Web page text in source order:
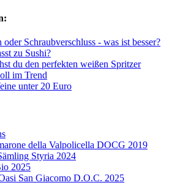
Schraubverschluss - was ist besser?
zu Sushi?
du den perfekten weißen Spritzer
im Trend
unter 20 Euro
della Valpolicella DOCG 2019
Styria 2024
2025
San Giacomo D.O.C. 2025